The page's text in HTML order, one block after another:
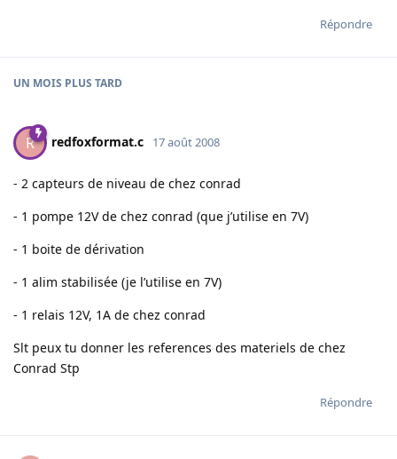
Répondre
UN MOIS PLUS TARD
R redfoxformat.c 17 août 2008
- 2 capteurs de niveau de chez conrad
- 1 pompe 12V de chez conrad (que j’utilise en 7V)
- 1 boite de dérivation
- 1 alim stabilisée (je l’utilise en 7V)
- 1 relais 12V, 1A de chez conrad
Slt peux tu donner les references des materiels de chez
Conrad Stp
Répondre